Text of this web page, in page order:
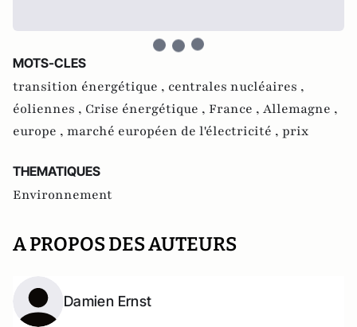
MOTS-CLES
transition énergétique , centrales nucléaires ,
éoliennes , Crise énergétique , France , Allemagne ,
europe , marché européen de l'électricité , prix
THEMATIQUES
Environnement
A PROPOS DES AUTEURS
Damien Ernst